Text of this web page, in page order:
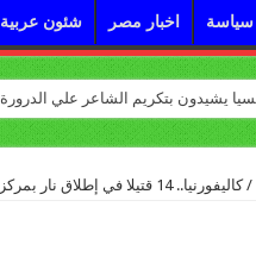
سياسة اخبار مصر شئون عربية
/ كاليفورنيا.. 14 قتيلا في إطلاق نار بمركز لذوي الاحتياجات الخاصة (صور+فيديو)